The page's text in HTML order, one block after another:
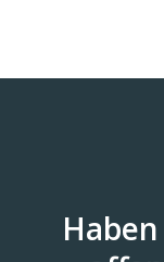
Haben